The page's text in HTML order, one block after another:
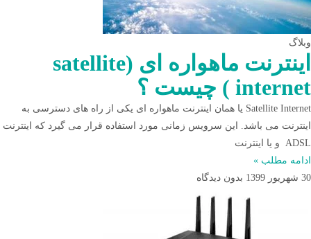
وبلاگ
اینترنت ماهواره ای (satellite
internet ) چیست ؟
Satellite Internet یا همان اینترنت ماهواره ای یکی از راه های دسترسی به
اینترنت می باشد. این سرویس زمانی مورد استفاده قرار می گیرد که اینترنت
ADSL و یا اینترنت
ادامه مطلب »
30 شهریور 1399
بدون دیدگاه